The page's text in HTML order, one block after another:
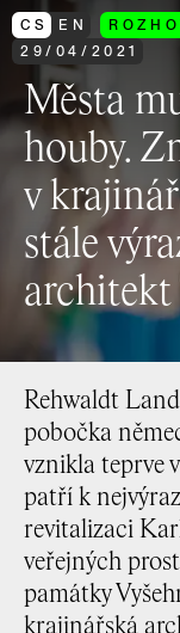
CS EN
29/ 04/ 2021
Města
houby.
v
stále
architekt
Rehwaldt
pobočka
vznikla teprve
patří k
revitalizaci
veřejných
památky
krajinářská